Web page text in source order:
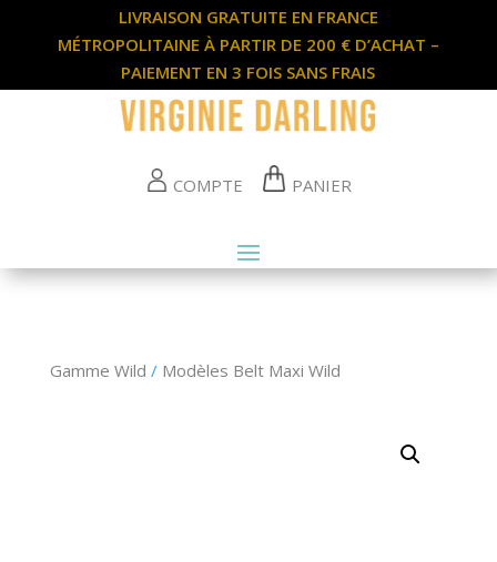
LIVRAISON GRATUITE EN FRANCE
MÉTROPOLITAINE À PARTIR DE 200 € D’ACHAT –
PAIEMENT EN 3 FOIS SANS FRAIS
COMPTE PANIER
Gamme Wild / Modèles Belt Maxi Wild